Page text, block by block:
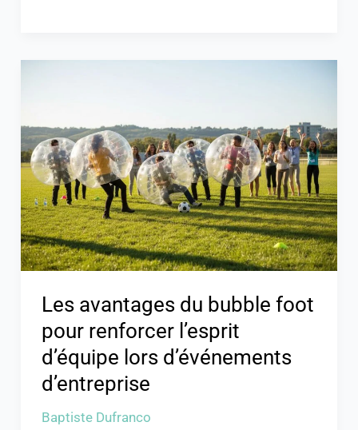
Les avantages du bubble foot
pour renforcer l’esprit
d’équipe lors d’événements
d’entreprise
Baptiste Dufranco
bubble
foot
pour
renforcer
l’esprit
d’équipe
lors
d’événements
d’entreprise